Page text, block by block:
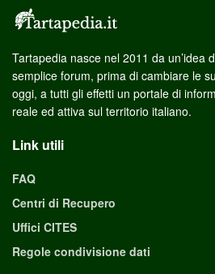
Tartapedia nasce nel 2011 da un’idea
semplice forum, prima di cambiare le
oggi, a tutti gli effetti un portale di
reale ed attiva sul territorio italiano.
Link utili
FAQ
Centri di Recupero
Uffici CITES
Regole condivisione dati